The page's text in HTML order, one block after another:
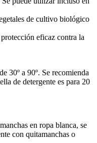
de cultivo biológico
eficaz contra la
30º a 90º. Se recomienda
de detergente es para 20
en ropa blanca, se
con quitamanchas o